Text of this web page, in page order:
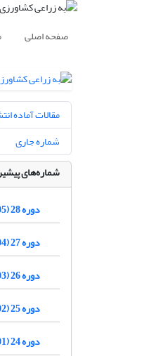
صفحه اصلی
مقالات آماده
شماره جاری
شماره‌های
دوره 28 (1405)
دوره 27 (1404)
دوره 26 (1403)
دوره 25 (1402)
دوره 24 (1401)